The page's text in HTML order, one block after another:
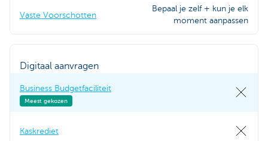
Vaste Voorschotten
Bepaal je zelf + kun je elk
moment aanpassen
Digitaal aanvragen
Business Budgetfaciliteit
Meest gekozen
Kaskrediet